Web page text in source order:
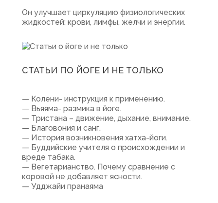
Он улучшает циркуляцию физиологических
жидкостей: крови, лимфы, желчи и энергии.
СТАТЬИ ПО ЙОГЕ И НЕ ТОЛЬКО
— Колени- инструкция к применению.
— Вьяяма- размика в йоге.
— Тристана – движение, дыхание, внимание.
— Благовония и санг.
— История возникновения хатха-йоги.
— Буддийские учителя о происхождении и
вреде табака.
— Вегетарианство. Почему сравнение с
коровой не добавляет ясности.
— Удджайи пранаяма